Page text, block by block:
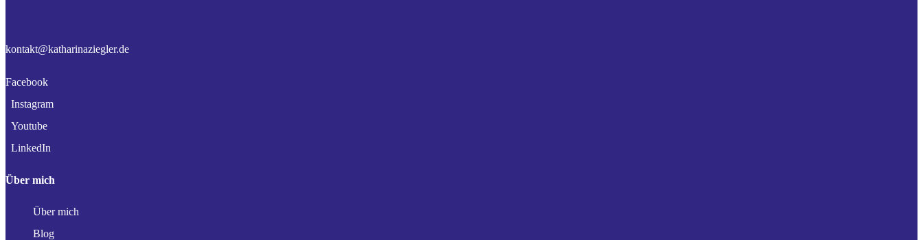
kontakt@katharinaziegler.de
Facebook
Instagram
Youtube
LinkedIn
Über mich
Über mich
Blog